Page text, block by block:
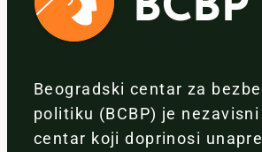
Beogradski centar za
politiku (BCBP) je
centar koji doprinosi